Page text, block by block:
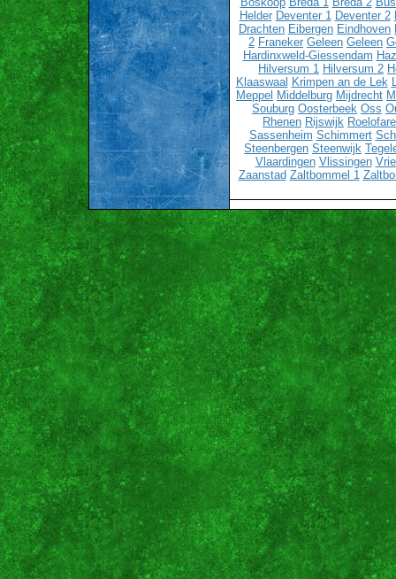
Helder Deventer 1 Deventer 2
Drachten Eibergen Eindhoven
2 Franeker Geleen Geleen
Hardinxweld-Giessendam
Hilversum 1 Hilversum 2
Klaaswaal Krimpen an de Lek
Meppel Middelburg Mijdrecht
Souburg Oosterbeek Oss
Rhenen Rijswijk
Sassenheim Schimmert
Steenbergen Steenwijk
Vlaardingen Vlissingen
Zaanstad Zaltbommel 1